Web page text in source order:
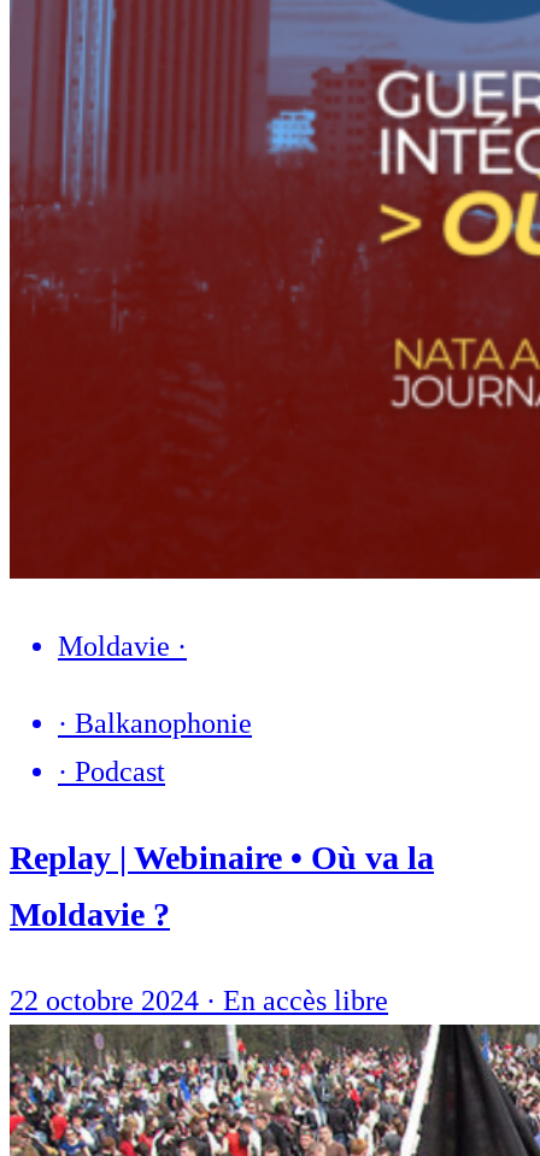
Moldavie ·
· Balkanophonie
· Podcast
Replay | Webinaire • Où va la
Moldavie ?
22 octobre 2024 · En accès libre